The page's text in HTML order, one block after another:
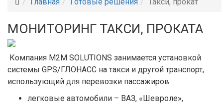
МОНИТОРИНГ ТАКСИ, ПРОКАТА
Компания M2M SOLUTIONS занимается установкой
системы GPS/ГЛОНАСС на такси и другой транспорт,
использующий для перевозки пассажиров:
легковые автомобили – ВАЗ, «Шевроле»,